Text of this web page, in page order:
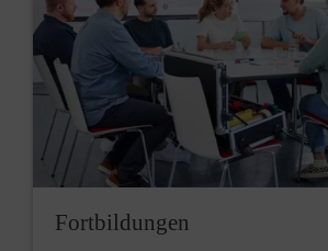
Fortbildungen